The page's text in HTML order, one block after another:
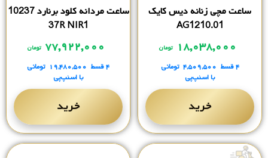
ساعت مچی زنانه دیس کایک
AG1210.01
۱۸,۰۳۸,۰۰۰ تومان
۴ قسط ۴,۵۰۹,۵۰۰ تومانی
با اسنپ‌پی
خرید
ساعت مردانه کلود برنارد 10237
37R NIR1
۷۷,۹۲۲,۰۰۰ تومان
۴ قسط ۱۹,۴۸۰,۵۰۰ تومانی
با اسنپ‌پی
خرید